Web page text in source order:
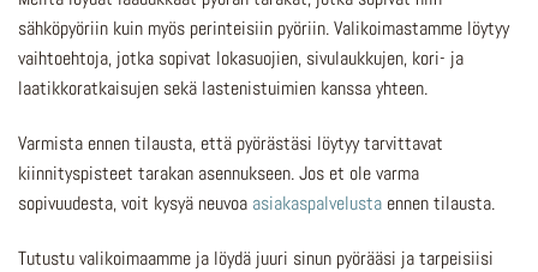
sähköpyöriin kuin myös perinteisiin pyöriin. Valikoimastamme löytyy
vaihtoehtoja, jotka sopivat lokasuojien, sivulaukkujen, kori- ja
laatikkoratkaisujen sekä lastenistuimien kanssa yhteen.
Varmista ennen tilausta, että pyörästäsi löytyy tarvittavat
kiinnityspisteet tarakan asennukseen. Jos et ole varma
sopivuudesta, voit kysyä neuvoa asiakaspalvelusta ennen tilausta.
Tutustu valikoimaamme ja löydä juuri sinun pyörääsi ja tarpeisiisi